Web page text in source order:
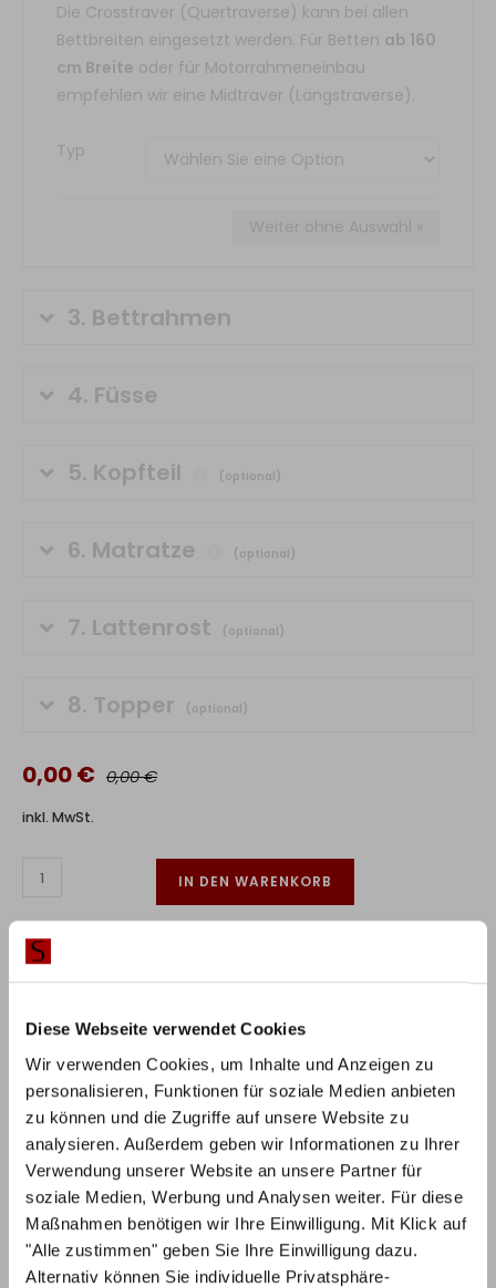
Diese Webseite verwendet Cookies
Wir verwenden Cookies, um Inhalte und Anzeigen zu
personalisieren, Funktionen für soziale Medien anbieten
zu können und die Zugriffe auf unsere Website zu
analysieren. Außerdem geben wir Informationen zu Ihrer
Verwendung unserer Website an unsere Partner für
soziale Medien, Werbung und Analysen weiter. Für diese
Maßnahmen benötigen wir Ihre Einwilligung. Mit Klick auf
"Alle zustimmen" geben Sie Ihre Einwilligung dazu.
Alternativ können Sie individuelle Privatsphäre-
Die Crosstraver (Quertraverse) kann bei allen
Bettbreiten eingesetzt werden. Für Betten ab 160
cm Breite oder für Motorrahmeneinbau
empfehlen wir eine Midtraver (Längstraverse).
Typ
Weiter ohne Auswahl »
3. Bettrahmen
4. Füsse
5. Kopfteil (optional)
6. Matratze (optional)
7. Lattenrost (optional)
8. Topper (optional)
0,00 € 0,00 €
inkl. MwSt.
IN DEN WARENKORB
Lieferzeit:
10%
RABATT BEI ZAHLUNG PER
VORKASSE / ÜBERWEISUNG
Produktbeschreibung
Wenn man mit jemandem im Durchschnitt acht